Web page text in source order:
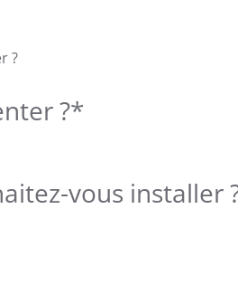
?
?*
vous installer